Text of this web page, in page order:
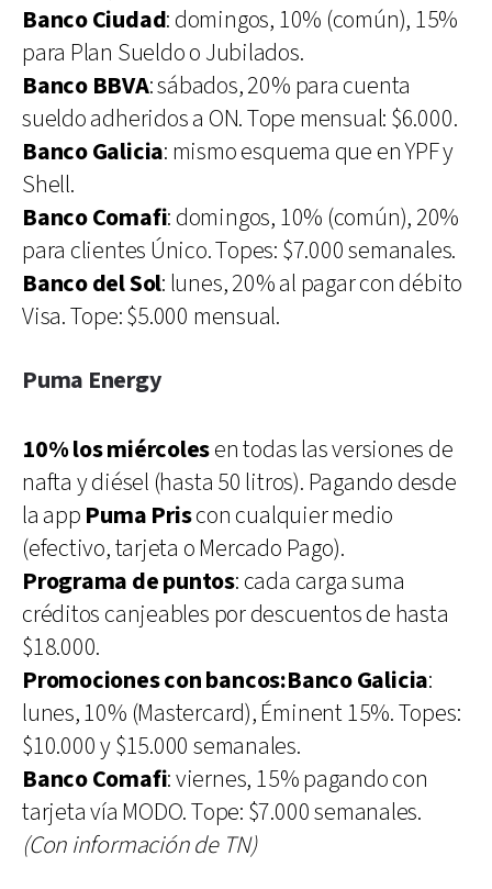
Banco Ciudad: domingos, 10% (común), 15%
para Plan Sueldo o Jubilados.
Banco BBVA: sábados, 20% para cuenta
sueldo adheridos a ON. Tope mensual: $6.000.
Banco Galicia: mismo esquema que en YPF y
Shell.
Banco Comafi: domingos, 10% (común), 20%
para clientes Único. Topes: $7.000 semanales.
Banco del Sol: lunes, 20% al pagar con débito
Visa. Tope: $5.000 mensual.
Puma Energy
10% los miércolesen todas las versiones de
nafta y diésel (hasta 50 litros). Pagando desde
la app Puma Priscon cualquier medio
(efectivo, tarjeta o Mercado Pago).
Programa de puntos: cada carga suma
créditos canjeables por descuentos de hasta
$18.000.
Promociones con bancos:Banco Galicia:
lunes, 10% (Mastercard), Éminent 15%. Topes:
$10.000 y $15.000 semanales.
Banco Comafi: viernes, 15% pagando con
tarjeta vía MODO. Tope: $7.000 semanales.
(Con información de TN)